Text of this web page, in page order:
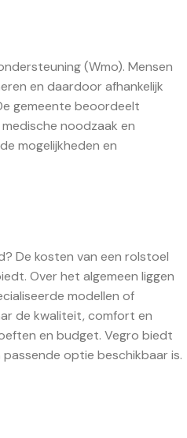
(Wmo). Mensen
en daardoor afhankelijk
gemeente beoordeelt
noodzaak en
mogelijkheden en
De kosten van een rolstoel
Over het algemeen liggen
modellen of
de kwaliteit, comfort en
en budget. Vegro biedt
optie beschikbaar is.